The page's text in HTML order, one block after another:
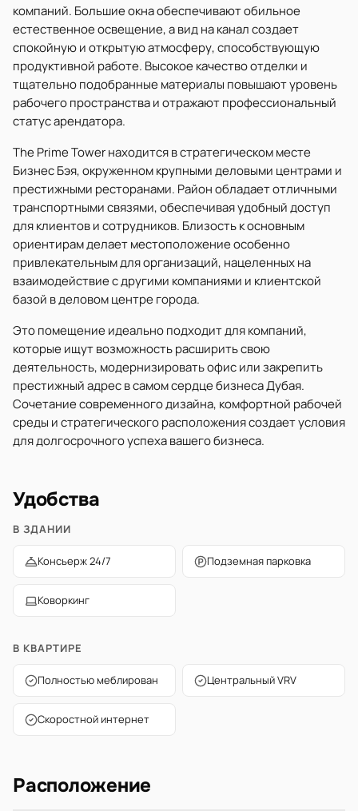
компаний. Большие окна обеспечивают обильное
естественное освещение, а вид на канал создает
спокойную и открытую атмосферу, способствующую
продуктивной работе. Высокое качество отделки и
тщательно подобранные материалы повышают уровень
рабочего пространства и отражают профессиональный
статус арендатора.
The Prime Tower находится в стратегическом месте
Бизнес Бэя, окруженном крупными деловыми центрами и
престижными ресторанами. Район обладает отличными
транспортными связями, обеспечивая удобный доступ
для клиентов и сотрудников. Близость к основным
ориентирам делает местоположение особенно
привлекательным для организаций, нацеленных на
взаимодействие с другими компаниями и клиентской
базой в деловом центре города.
Это помещение идеально подходит для компаний,
которые ищут возможность расширить свою
деятельность, модернизировать офис или закрепить
престижный адрес в самом сердце бизнеса Дубая.
Сочетание современного дизайна, комфортной рабочей
среды и стратегического расположения создает условия
для долгосрочного успеха вашего бизнеса.
Удобства
В ЗДАНИИ
Консьерж 24/7 Подземная парковка
Коворкинг
В КВАРТИРЕ
Полностью меблирован Центральный VRV
Скоростной интернет
Расположение